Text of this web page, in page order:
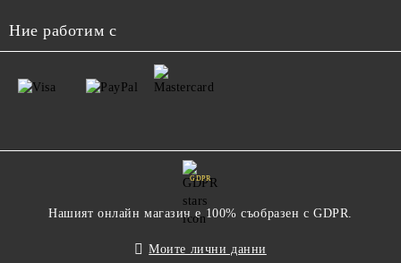
Ние работим с
GDPR
Нашият онлайн магазин е 100% съобразен с GDPR.
Моите лични данни